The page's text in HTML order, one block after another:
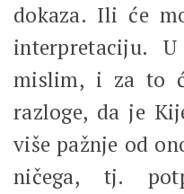
dokaza. Ili će
interpretaciju.
mislim, i za to
razloge, da je
više pažnje od
ničega, tj.